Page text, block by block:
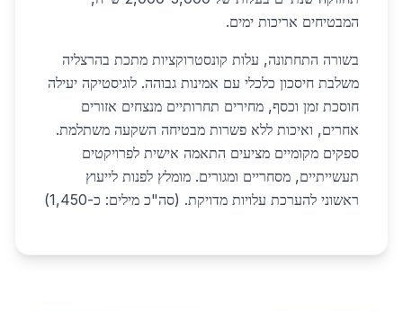
המבטיחים אריכות ימים.
בשורה התחתונה, עלות קונסטרוקציות מתכת בהרצליה
משלבת חיסכון כלכלי עם אמינות גבוהה. לוגיסטיקה יעילה
חוסכת זמן וכסף, מחירים תחרותיים מנצחים אזורים
אחרים, ואיכות ללא פשרות מבטיחה השקעה משתלמת.
ספקים מקומיים מציעים התאמה אישית לפרויקטים
תעשייתיים, מסחריים ומגורים. מומלץ לפנות לייעוץ
ראשוני להערכת עלויות מדויקת. (סה"כ מילים: כ-1,450)